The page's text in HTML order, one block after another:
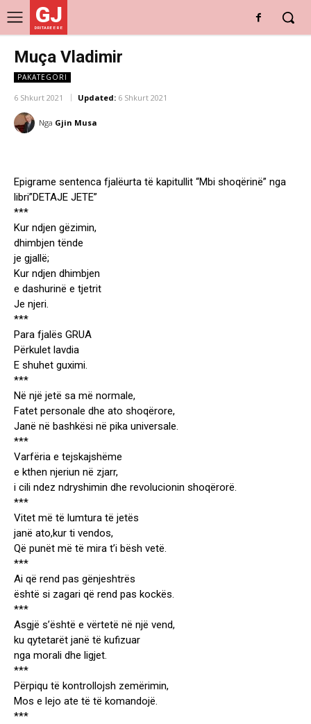
GJ
DRITARE E RE
Muça Vladimir
PAKATEGORI
6 Shkurt 2021 Updated: 6 Shkurt 2021
Nga Gjin Musa
Epigrame sentenca fjalëurta të kapitullit “Mbi shoqërinë” nga
libri”DETAJE JETE”
***
Kur ndjen gëzimin,
dhimbjen tënde
je gjallë;
Kur ndjen dhimbjen
e dashurinë e tjetrit
Je njeri.
***
Para fjalës GRUA
Përkulet lavdia
E shuhet guximi.
***
Në një jetë sa më normale,
Fatet personale dhe ato shoqërore,
Janë në bashkësi në pika universale.
***
Varfëria e tejskajshëme
e kthen njeriun në zjarr,
i cili ndez ndryshimin dhe revolucionin shoqërorë.
***
Vitet më të lumtura të jetës
janë ato,kur ti vendos,
Që punët më të mira t’i bësh vetë.
***
Ai që rend pas gënjeshtrës
është si zagari që rend pas kockës.
***
Asgjë s’është e vërtetë në një vend,
ku qytetarët janë të kufizuar
nga morali dhe ligjet.
***
Përpiqu të kontrollojsh zemërimin,
Mos e lejo ate të të komandojë.
***